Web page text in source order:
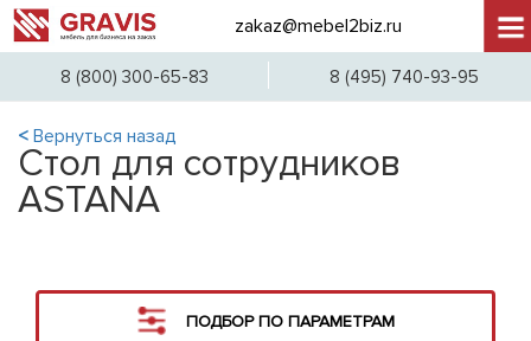
+7
zakaz@mebel2biz.ru
8 (800) 300-65-83 8 (495) 740-93-95
< Вернуться назад
Стол для сотрудников
ASTANA
ПОДБОР ПО ПАРАМЕТРАМ